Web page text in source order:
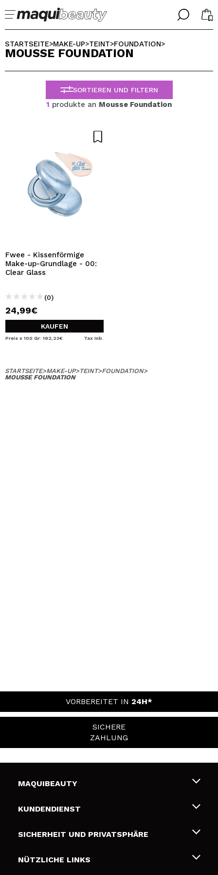
╳
Ich bin bereits #maquilover, ich habe ein Konto
Ich habe hier kein Konto
ICH MÖCHTE MICH
Durch die Erstellung eines Kontos bei Maquillalia.de
können Sie Ihre Einkäufe schnell tätigen, den Status Ihrer
Bestellungen überprüfen und Ihre bisherigen Vorgänge
╳
WÄHLE DEINE SPRACHE
ALEMAN
ESPAÑOL
ENGLISH
FRANCES
STARTSEITE>MAKE-UP>TEINT>FOUNDATION>
MOUSSE FOUNDATION
SORTIEREN UND FILTERN
1 produkte an Mousse Foundation
Fwee - Kissenförmige
Make-up-Grundlage - 00:
Clear Glass
(0)
24,99€
KAUFEN
Preis x 100 Gr: 192,23€ Tax Inb.
STARTSEITE>MAKE-UP>TEINT>FOUNDATION>
MOUSSE FOUNDATION
VORBEREITET IN 24H*
SICHERE
ZAHLUNG
MAQUIBEAUTY
Über uns
Geschenkkarten
KUNDENDIENST
Liefer- und Versandkosten
Zahlung
SICHERHEIT UND PRIVATSPHÄRE
Bedingungen und Datenschutz
NÜTZLICHE LINKS